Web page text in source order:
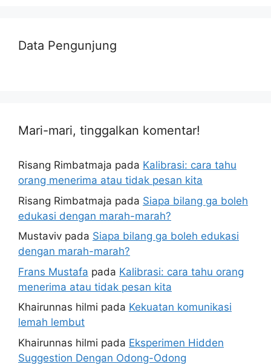
Data Pengunjung
Mari-mari, tinggalkan komentar!
Risang Rimbatmaja pada Kalibrasi: cara tahu
orang menerima atau tidak pesan kita
Risang Rimbatmaja pada Siapa bilang ga boleh
edukasi dengan marah-marah?
Mustaviv pada Siapa bilang ga boleh edukasi
dengan marah-marah?
Frans Mustafa pada Kalibrasi: cara tahu orang
menerima atau tidak pesan kita
Khairunnas hilmi pada Kekuatan komunikasi
lemah lembut
Khairunnas hilmi pada Eksperimen Hidden
Suggestion Dengan Odong-Odong